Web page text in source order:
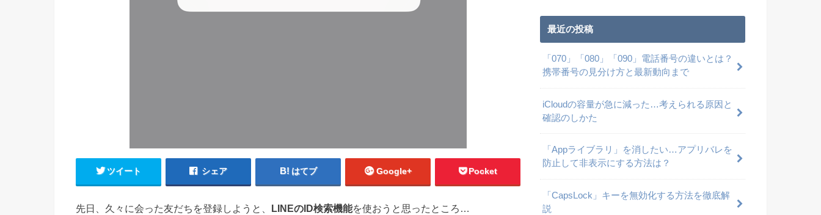
ツイート シェア はてブ Google+ Pocket
先日、久々に会った友だちを登録しようと、 LINEのID検索機能を使おうと思ったところ…
最近の投稿
「070」「080」「090」電話番号の違いとは？
携帯番号の見分け方と最新動向まで
iCloudの容量が急に減った…考えられる原因と
確認のしかた
「Appライブラリ」を消したい…アプリバレを
防止して非表示にする方法は？
「CapsLock」キーを無効化する方法を徹底解
説